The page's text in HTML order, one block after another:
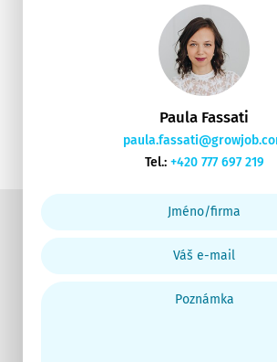
Paula Fassati
Tel.: +420 777 697 219
Jméno/
Váš
mail
Poznámka